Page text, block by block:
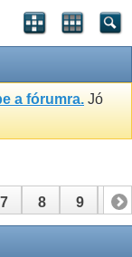
a fórumra. Jó
7 8 9 10